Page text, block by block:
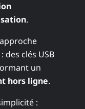
.
des clés USB
un
hors ligne.
: